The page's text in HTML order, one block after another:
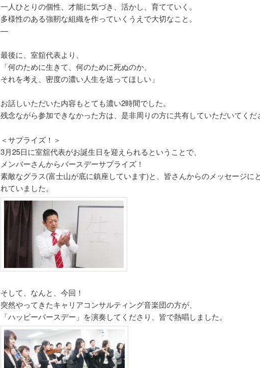
一人ひとりの個性、才能に気づき、活かし、育てていく。
多様性のある強靭な組織を作っていくうえで大切なこと。
—
最後に、室舘代表より、
「何のために生きて、何のために死ぬのか、
それを考え、密度の濃い人生を送ってほしい」
お話しいただいた内容もとても濃い2時間でした。
残念ながら参加できなかった方は、是非周りの方に共有していただいてくだ
＜サプライズ！＞
3月25日に室舘代表がお誕生日を迎えられるということで、
メンバーさんからバースデーサプライズ！
素敵なグラス(富士山が底に鎮座しています)と、皆さんからのメッセージに
れていました。
そして、なんと、今回！
突然やってきたキャリアコンサルティング音楽団の方が、
「ハッピーバースデー」を演奏してくださり、皆で熱唱しました。